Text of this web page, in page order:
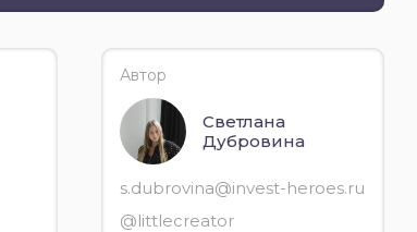
Автор
Светлана
Дубровина
s.dubrovina@invest-heroes.ru
@littlecreator